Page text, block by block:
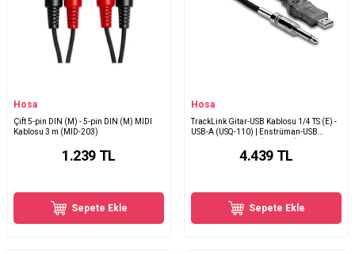
Hosa
Çift 5-pin DIN (M) - 5-pin DIN (M) MIDI
Kablosu 3 m (MID-203)
1.239 TL
Sepete Ekle
Hosa
TrackLink Gitar-USB Kablosu 1/4 TS (E) -
USB-A (USQ-110) | Enstrüman-USB
4.439 TL
Sepete Ekle